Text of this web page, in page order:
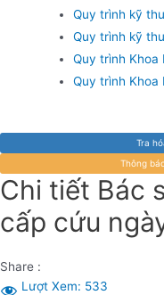
Quy trình kỹ
Quy trình kỹ
Quy trình Khoa
Quy trình Khoa
Tra
Thông
Chi tiết Bác
cấp cứu
Share :
Lượt Xem: 533